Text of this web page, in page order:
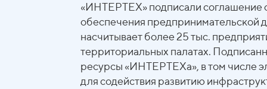
«ИНТЕРТЕХ» подписали соглашение
обеспечения предпринимательской
насчитывает более 25 тыс.
территориальных палатах.
ресурсы «ИНТЕРТЕХа», в том числе
для содействия развитию